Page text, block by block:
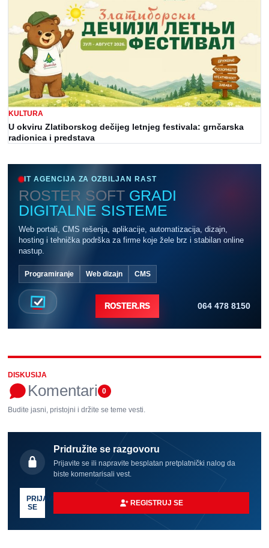
KULTURA
U okviru Zlatiborskog dečijeg letnjeg festivala: grnčarska
radionica i predstava
IT AGENCIJA ZA OZBILJAN RAST
ROSTER SOFT GRADI
DIGITALNE SISTEME
Web portali, CMS rešenja, aplikacije, automatizacija, dizajn,
hosting i tehnička podrška za firme koje žele brz i stabilan online
nastup.
Programiranje Web dizajn CMS
ROSTER.RS 064 478 8150
DISKUSIJA
Komentari 0
Budite jasni, pristojni i držite se teme vesti.
Pridružite se razgovoru
Prijavite se ili napravite besplatan pretplatnički nalog da
biste komentarisali vest.
PRIJAVI
SE
REGISTRUJ SE